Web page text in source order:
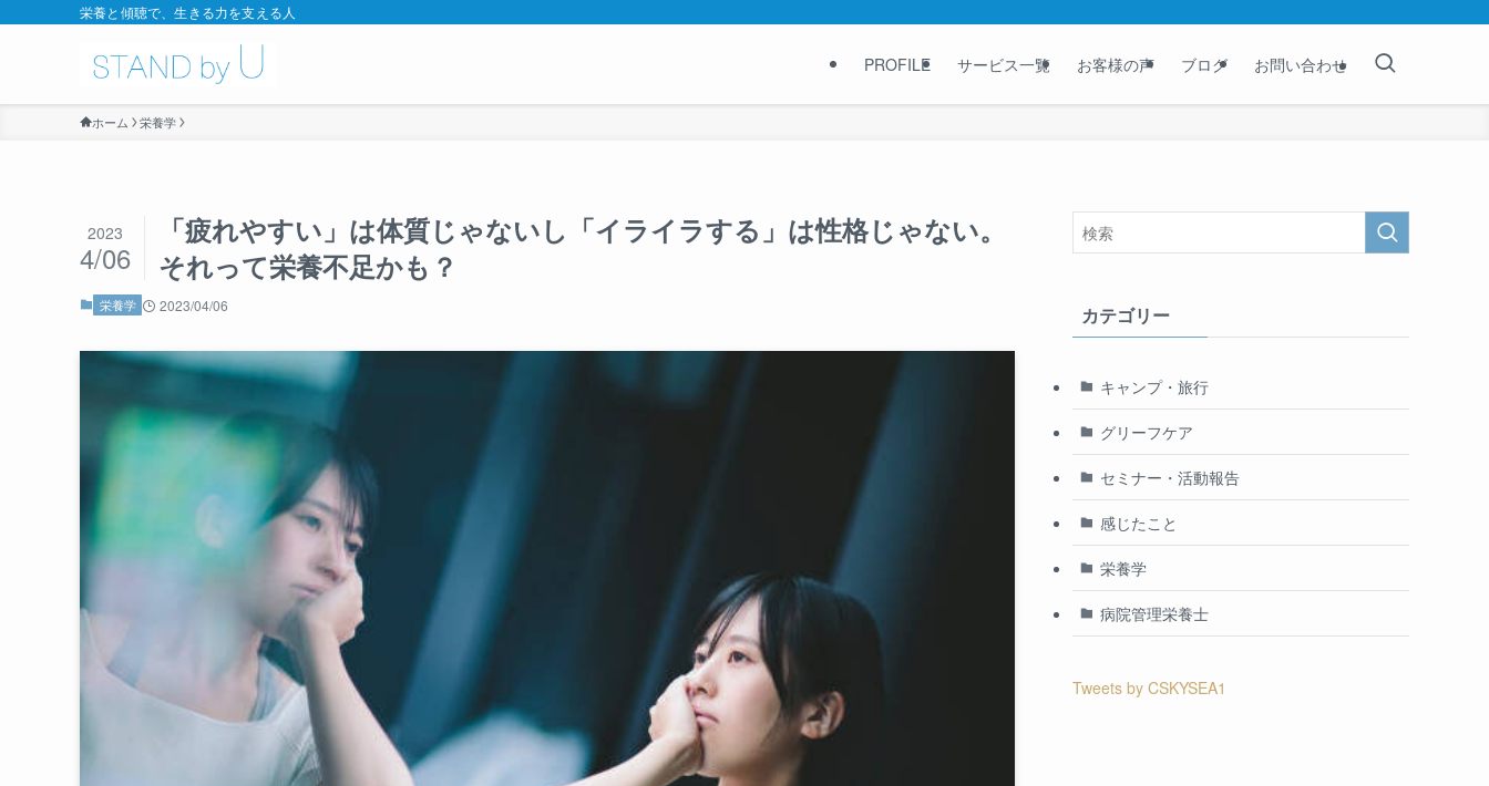
栄養と傾聴で、生きる力を支える人
PROFILE サービス一覧 お客様の声 ブログ お問い合わせ
ホーム 栄養学
「疲れやすい」は体質じゃないし「イライラする」は性格じゃない。
それって栄養不足かも？
2023
4/06
栄養学 2023/04/06 カテゴリー
キャンプ・旅行
グリーフケア
セミナー・活動報告
感じたこと
栄養学
病院管理栄養士
Tweets by CSKYSEA1